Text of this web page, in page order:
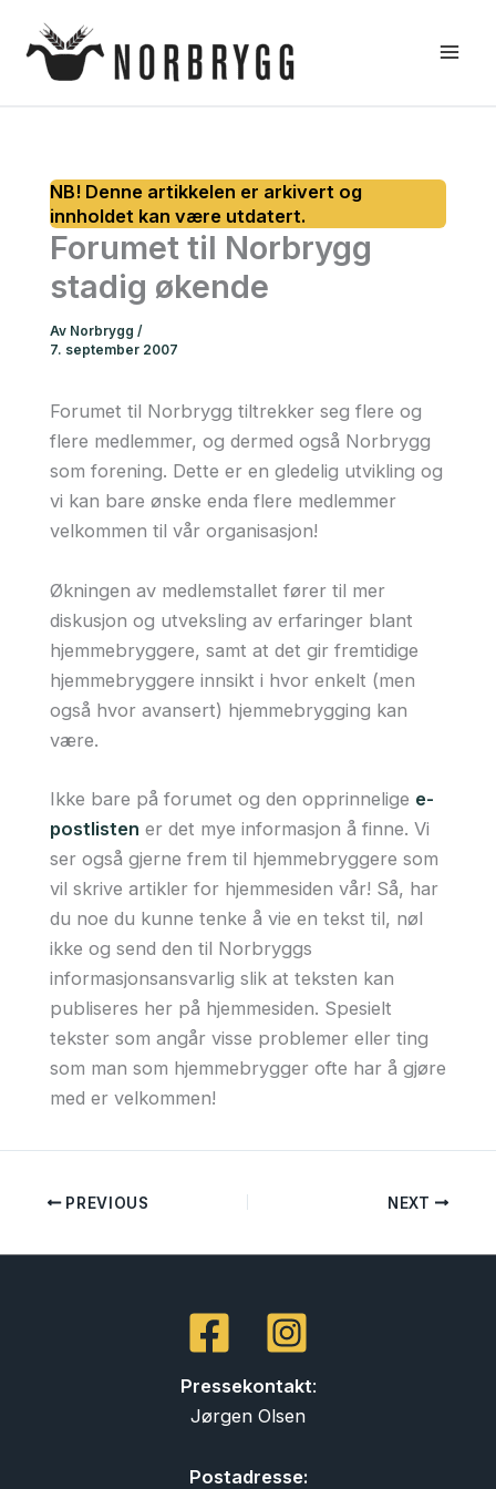
rett
Forumet til Norbrygg
stadig økende
Av Norbrygg /
7. september 2007
Forumet til Norbrygg tiltrekker seg flere og
flere medlemmer, og dermed også Norbrygg
som forening. Dette er en gledelig utvikling og
vi kan bare ønske enda flere medlemmer
velkommen til vår organisasjon!
Økningen av medlemstallet fører til mer
diskusjon og utveksling av erfaringer blant
hjemmebryggere, samt at det gir fremtidige
hjemmebryggere innsikt i hvor enkelt (men
også hvor avansert) hjemmebrygging kan
være.
Ikke bare på forumet og den opprinnelige e-
postlisten er det mye informasjon å finne. Vi
ser også gjerne frem til hjemmebryggere som
vil skrive artikler for hjemmesiden vår! Så, har
du noe du kunne tenke å vie en tekst til, nøl
ikke og send den til Norbryggs
informasjonsansvarlig slik at teksten kan
publiseres her på hjemmesiden. Spesielt
tekster som angår visse problemer eller ting
som man som hjemmebrygger ofte har å gjøre
med er velkommen!
PREVIOUS NEXT
Pressekontakt:
Jørgen Olsen
Postadresse: